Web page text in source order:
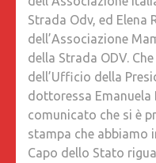
Strada Odv, ed Elena
dell’Associazione
della Strada ODV.
dell’Ufficio della
dottoressa Emanuela
comunicato che si è
stampa che abbiamo
Capo dello Stato